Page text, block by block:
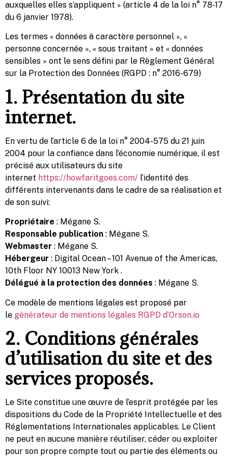
auxquelles elles s’appliquent » (article 4 de la loi n° 78-17
du 6 janvier 1978).
Les termes « données à caractère personnel », «
personne concernée », « sous traitant » et « données
sensibles » ont le sens défini par le Règlement Général
sur la Protection des Données (RGPD : n° 2016-679)
1. Présentation du site
internet.
En vertu de l’article 6 de la loi n° 2004-575 du 21 juin
2004 pour la confiance dans l’économie numérique, il est
précisé aux utilisateurs du site
internet https://howfaritgoes.com/ l’identité des
différents intervenants dans le cadre de sa réalisation et
de son suivi:
Propriétaire : Mégane S.
Responsable publication : Mégane S.
Webmaster : Mégane S.
Hébergeur : Digital Ocean – 101 Avenue of the Americas,
10th Floor NY 10013 New York .
Délégué à la protection des données : Mégane S.
Ce modèle de mentions légales est proposé par
le générateur de mentions légales RGPD d’Orson.io
2. Conditions générales
d’utilisation du site et des
services proposés.
Le Site constitue une œuvre de l’esprit protégée par les
dispositions du Code de la Propriété Intellectuelle et des
Réglementations Internationales applicables. Le Client
ne peut en aucune manière réutiliser, céder ou exploiter
pour son propre compte tout ou partie des éléments ou